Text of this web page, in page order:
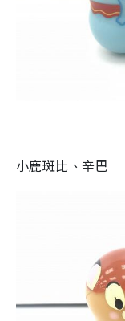
小鹿斑比、辛巴